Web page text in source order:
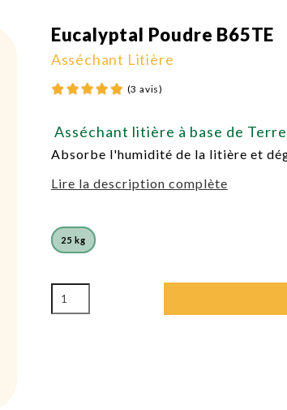
Eucalyptal Poudre B65TE
Asséchant Litière
(3 avis)
Asséchant litière à base de
Absorbe l'humidité de la litière et
Lire la description complète
25 kg